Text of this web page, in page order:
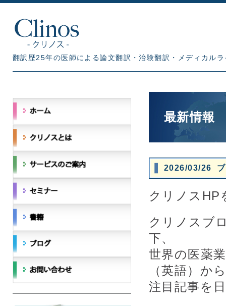
翻訳歴25年の医師による論文翻訳・治験翻訳・メディカル
最新情報
2026/03/26 ブ
クリノスHP
クリノスブ
下、
世界の医薬
（英語）か
注目記事を